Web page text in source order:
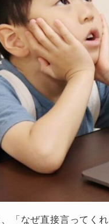
「なぜ直接言ってく